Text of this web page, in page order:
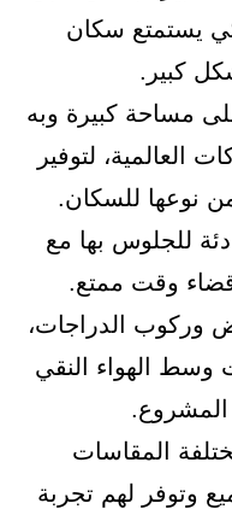
يستمتع سكان
كبير.
مساحة كبيرة وبه
العالمية، لتوفير
نوعها للسكان.
للجلوس بها مع
وقضاء وقت ممتع.
وركوب الدراجات،
وسط الهواء النقي
المقاسات
وتوفر لهم تجربة